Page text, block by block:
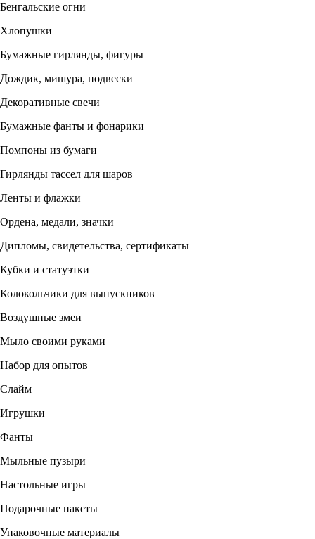
Бенгальские огни
Хлопушки
Бумажные гирлянды, фигуры
Дождик, мишура, подвески
Декоративные свечи
Бумажные фанты и фонарики
Помпоны из бумаги
Гирлянды тассел для шаров
Ленты и флажки
Ордена, медали, значки
Дипломы, свидетельства, сертификаты
Кубки и статуэтки
Колокольчики для выпускников
Воздушные змеи
Мыло своими руками
Набор для опытов
Слайм
Игрушки
Фанты
Мыльные пузыри
Настольные игры
Подарочные пакеты
Упаковочные материалы